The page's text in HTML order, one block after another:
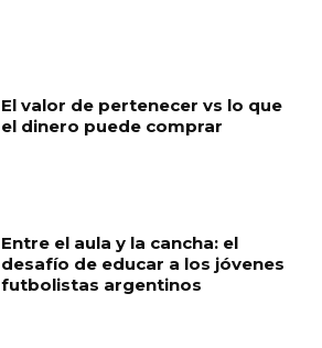
El valor de pertenecer vs lo que
el dinero puede comprar
Entre el aula y la cancha: el
desafío de educar a los jóvenes
futbolistas argentinos